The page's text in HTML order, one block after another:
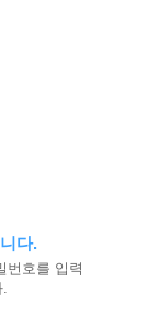
다.
번호를 입력
.